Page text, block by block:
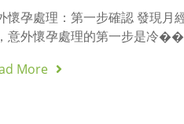
懷孕處理：第一步確認 發現月
意外懷孕處理的第一步是冷��
More